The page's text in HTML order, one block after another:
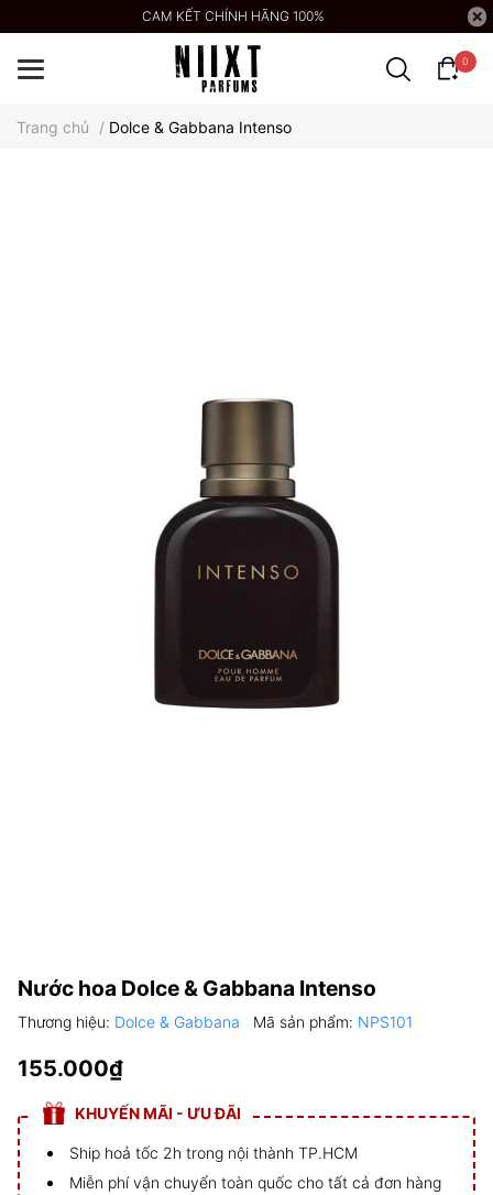
CAM KẾT CHÍNH HÃNG 100%
0
Trang chủ / Dolce & Gabbana Intenso
Nước hoa Dolce & Gabbana Intenso
Thương hiệu: Dolce & Gabbana Mã sản phẩm: NPS101
155.000₫
KHUYẾN MÃI - ƯU ĐÃI
Ship hoả tốc 2h trong nội thành TP.HCM
Miễn phí vận chuyển toàn quốc cho tất cả đơn hàng